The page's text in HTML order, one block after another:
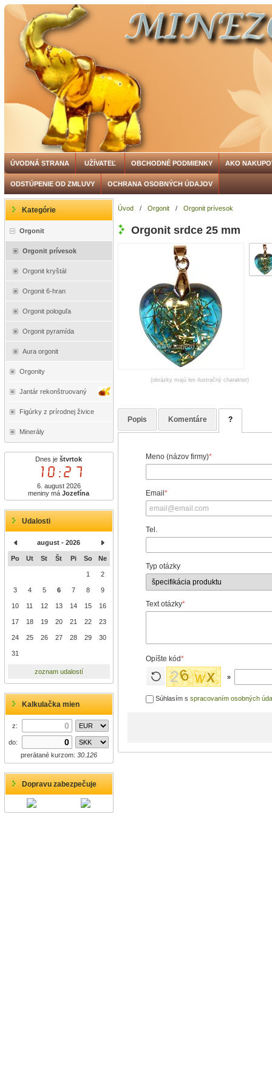
ÚVODNÁ STRANA UŽÍVATEĽ OBCHODNÉ PODMIENKY AKO
ODSTÚPENIE OD ZMLUVY OCHRANA OSOBNÝCH ÚDAJOV
Kategórie
Orgonit
Orgonit prívesok
Orgonit kryštál
Orgonit 6-hran
Orgonit pologuľa
Orgonit pyramída
Aura orgonit
Orgonity
Jantár rekonštruovaný
Figúrky z prírodnej živice
Minerály
Dnes ještvrtok
10:27
6. august 2026
meniny máJozefína
Udalosti
august - 2026
Po Ut St Št Pi So Ne
1 2
3 4 5 6 7 8 9
10 11 12 13 14 15 16
17 18 19 20 21 22 23
24 25 26 27 28 29 30
31
zoznam udalostí
Kalkulačka mien
z:
do:
prerátané kurzom: 30.126
Dopravu zabezpečuje
Úvod / Orgonit / Orgonit prívesok
Orgonit srdce 25 mm
(obrázky majú len ilustračný charakter)
Popis Komentáre ?
Meno (názov firmy)*
Email*
Tel.
Typ otázky
Text otázky*
Opíšte kód*
»
Súhlasím sspracovaním osobných